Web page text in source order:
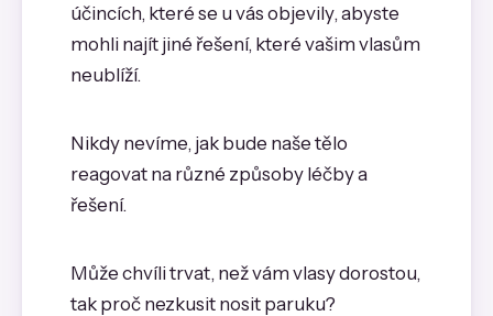
účincích, které se u vás objevily, abyste
mohli najít jiné řešení, které vašim vlasům
neublíží.
Nikdy nevíme, jak bude naše tělo
reagovat na různé způsoby léčby a
řešení.
Může chvíli trvat, než vám vlasy dorostou,
tak proč nezkusit nosit paruku?